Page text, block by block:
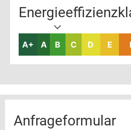
A+ A B C D E
Anfrageformular